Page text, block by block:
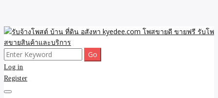
Skip
to
content
รับจ้างโพสต์ บ้าน ที่ดิน
อสังหา kyedee.com โพส
ขายดี โพสประกาศขายสินค้าฟรี บ้าน ที่ดิน อสังหา รับโพสต์ประกาศขาย
ของ รับรองผล ดีที่สุดถูกที่สุด ติดหน้าแรกกูเกืล
Search
for:
Log in
Register